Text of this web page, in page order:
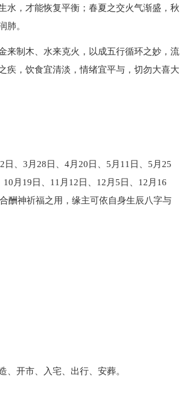
水，才能恢复平衡；春夏之交火气渐盛，秋
肺。
来制木、水来克火，以成五行循环之妙，流
疾，饮食宜清淡，情绪宜平与，切勿大喜大
、3月28日、4月20日、5月11日、5月25
月19日、11月12日、12月5日、12月16
酬神祈福之用，缘主可依自身生辰八字与
、开市、入宅、出行、安葬。